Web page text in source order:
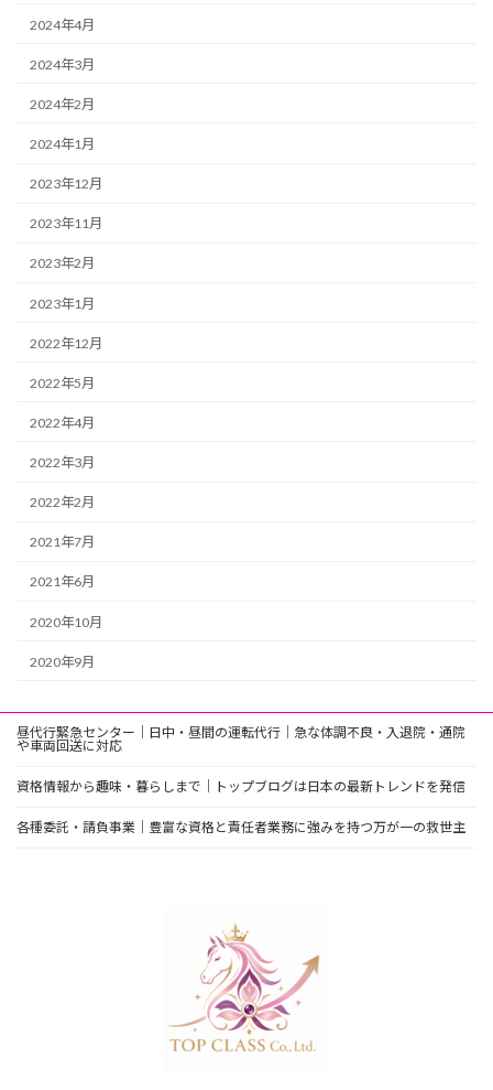
2024年4月
2024年3月
2024年2月
2024年1月
2023年12月
2023年11月
2023年2月
2023年1月
2022年12月
2022年5月
2022年4月
2022年3月
2022年2月
2021年7月
2021年6月
2020年10月
2020年9月
昼代行緊急センター｜日中・昼間の運転代行｜急な体調不良・入退院・通院
や車両回送に対応
資格情報から趣味・暮らしまで｜トップブログは日本の最新トレンドを発信
各種委託・請負事業｜豊富な資格と責任者業務に強みを持つ万が一の救世主